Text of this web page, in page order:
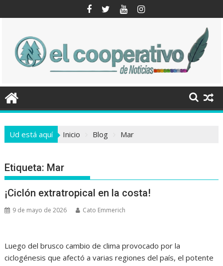
al
Ud está aquí Inicio Blog Mar
Etiqueta: Mar
¡Ciclón extratropical en la costa!
9 de mayo de 2026 Cato Emmerich
Luego del brusco cambio de clima provocado por la
ciclogénesis que afectó a varias regiones del país, el potente